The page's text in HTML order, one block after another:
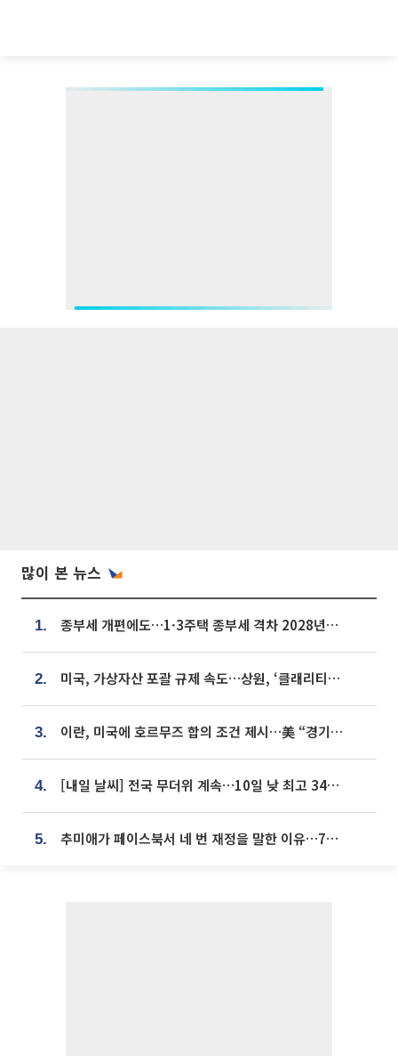
많이 본 뉴스
1. 종부세 개편에도…1·3주택 종부세 격차 2028년부터 확대
2. 미국, 가상자산 포괄 규제 속도…상원, ‘클래리티법’ 9월 절차투표 추진
3. 이란, 미국에 호르무즈 합의 조건 제시…美 “경기 아직 안 끝나” [종합]
4. [내일 날씨] 전국 무더위 계속…10일 낮 최고 34도 육박
5. 추미애가 페이스북서 네 번 재정을 말한 이유…7700억 추경 열쇠는 도의회에